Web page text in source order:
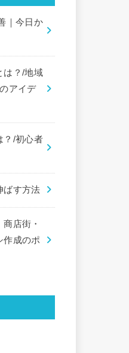
｜今日か
は？/地域
アイデ
？/初心者
ばす方法
店街・
作成のポ